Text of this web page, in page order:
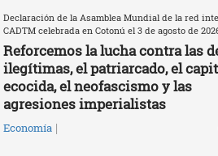
Declaración de la Asamblea Mundial de la red
CADTM celebrada en Cotonú el 3 de agosto de
Reforcemos la lucha contra las
ilegítimas, el patriarcado, el
ecocida, el neofascismo y las
agresiones imperialistas
Economía |